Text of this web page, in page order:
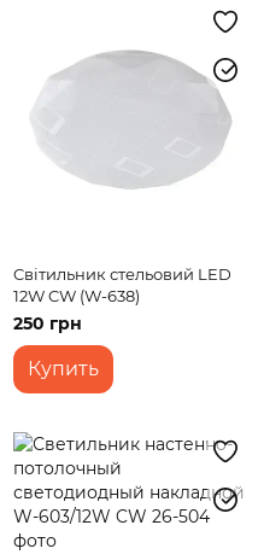
Cвітильник стельовий LED
12W CW (W-638)
250 грн
Купить